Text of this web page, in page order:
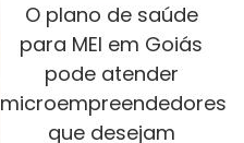
O plano de saúde
para MEI em Goiás
pode atender
microempreendedores
que desejam